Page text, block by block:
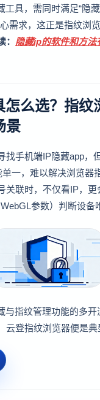
具，需同时满足“隐
需求，这正是指纹浏
： 隐藏ip的软件和方
怎么选？指纹
景
找手机端IP隐藏app，
一，难以解决浏览器
关联时，不仅看IP，
参数）判断设备
与指纹管理功能的多
云登指纹浏览器便是典